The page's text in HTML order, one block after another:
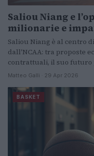
Saliou Niang e
milionarie e
Saliou Niang è al centro
dall'NCAA: tra proposte
contrattuali, il suo futuro
Matteo Galli · 29 Apr 2026
BASKET